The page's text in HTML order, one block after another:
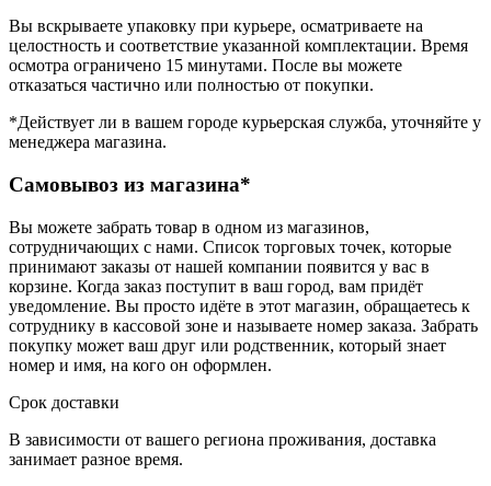
Вы вскрываете упаковку при курьере, осматриваете на
целостность и соответствие указанной комплектации. Время
осмотра ограничено 15 минутами. После вы можете
отказаться частично или полностью от покупки.
*Действует ли в вашем городе курьерская служба, уточняйте у
менеджера магазина.
Самовывоз из магазина*
Вы можете забрать товар в одном из магазинов,
сотрудничающих с нами. Список торговых точек, которые
принимают заказы от нашей компании появится у вас в
корзине. Когда заказ поступит в ваш город, вам придёт
уведомление. Вы просто идёте в этот магазин, обращаетесь к
сотруднику в кассовой зоне и называете номер заказа. Забрать
покупку может ваш друг или родственник, который знает
номер и имя, на кого он оформлен.
Срок доставки
В зависимости от вашего региона проживания, доставка
занимает разное время.